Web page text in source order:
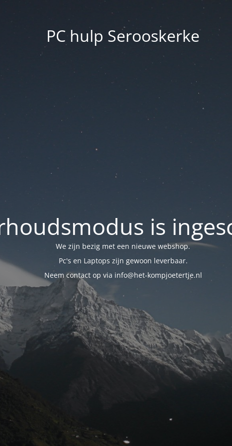
PC hulp Serooskerke
is
We zijn bezig met een nieuwe webshop.
Pc's en Laptops zijn gewoon leverbaar.
Neem contact op via info@het-kompjoetertje.nl